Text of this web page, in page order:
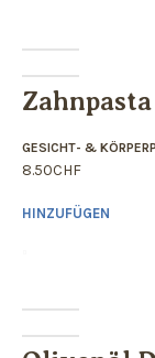
GESICHT- &
8.50CHF
HINZUFÜGEN